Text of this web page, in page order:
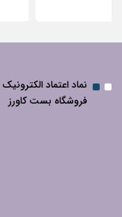
نماد اعتماد الکترونیک
فروشگاه بست کاورز